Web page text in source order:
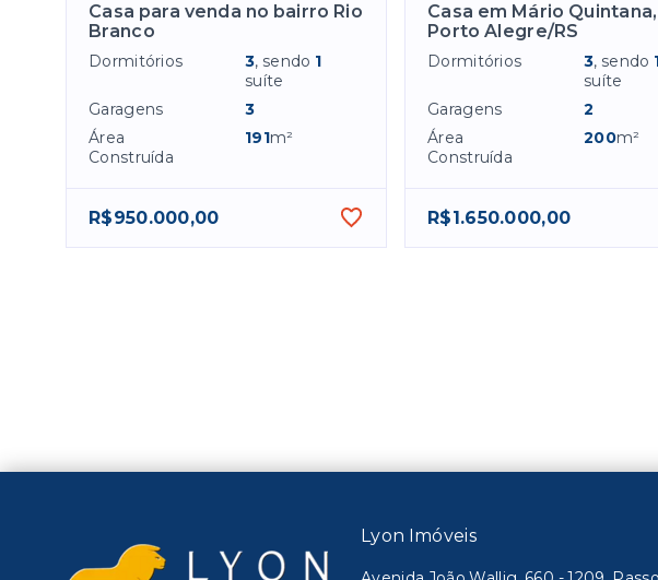
Casa para venda no bairro Rio
Branco
Dormitórios 3, sendo 1
suíte
Garagens
3
Área
Construída
191m²
R$950.000,00
Casa em Mário Quintana,
Porto Alegre/RS
Dormitórios 3, sendo
suíte
Garagens
2
Área
Construída
200m²
R$1.650.000,00
Lyon Imóveis